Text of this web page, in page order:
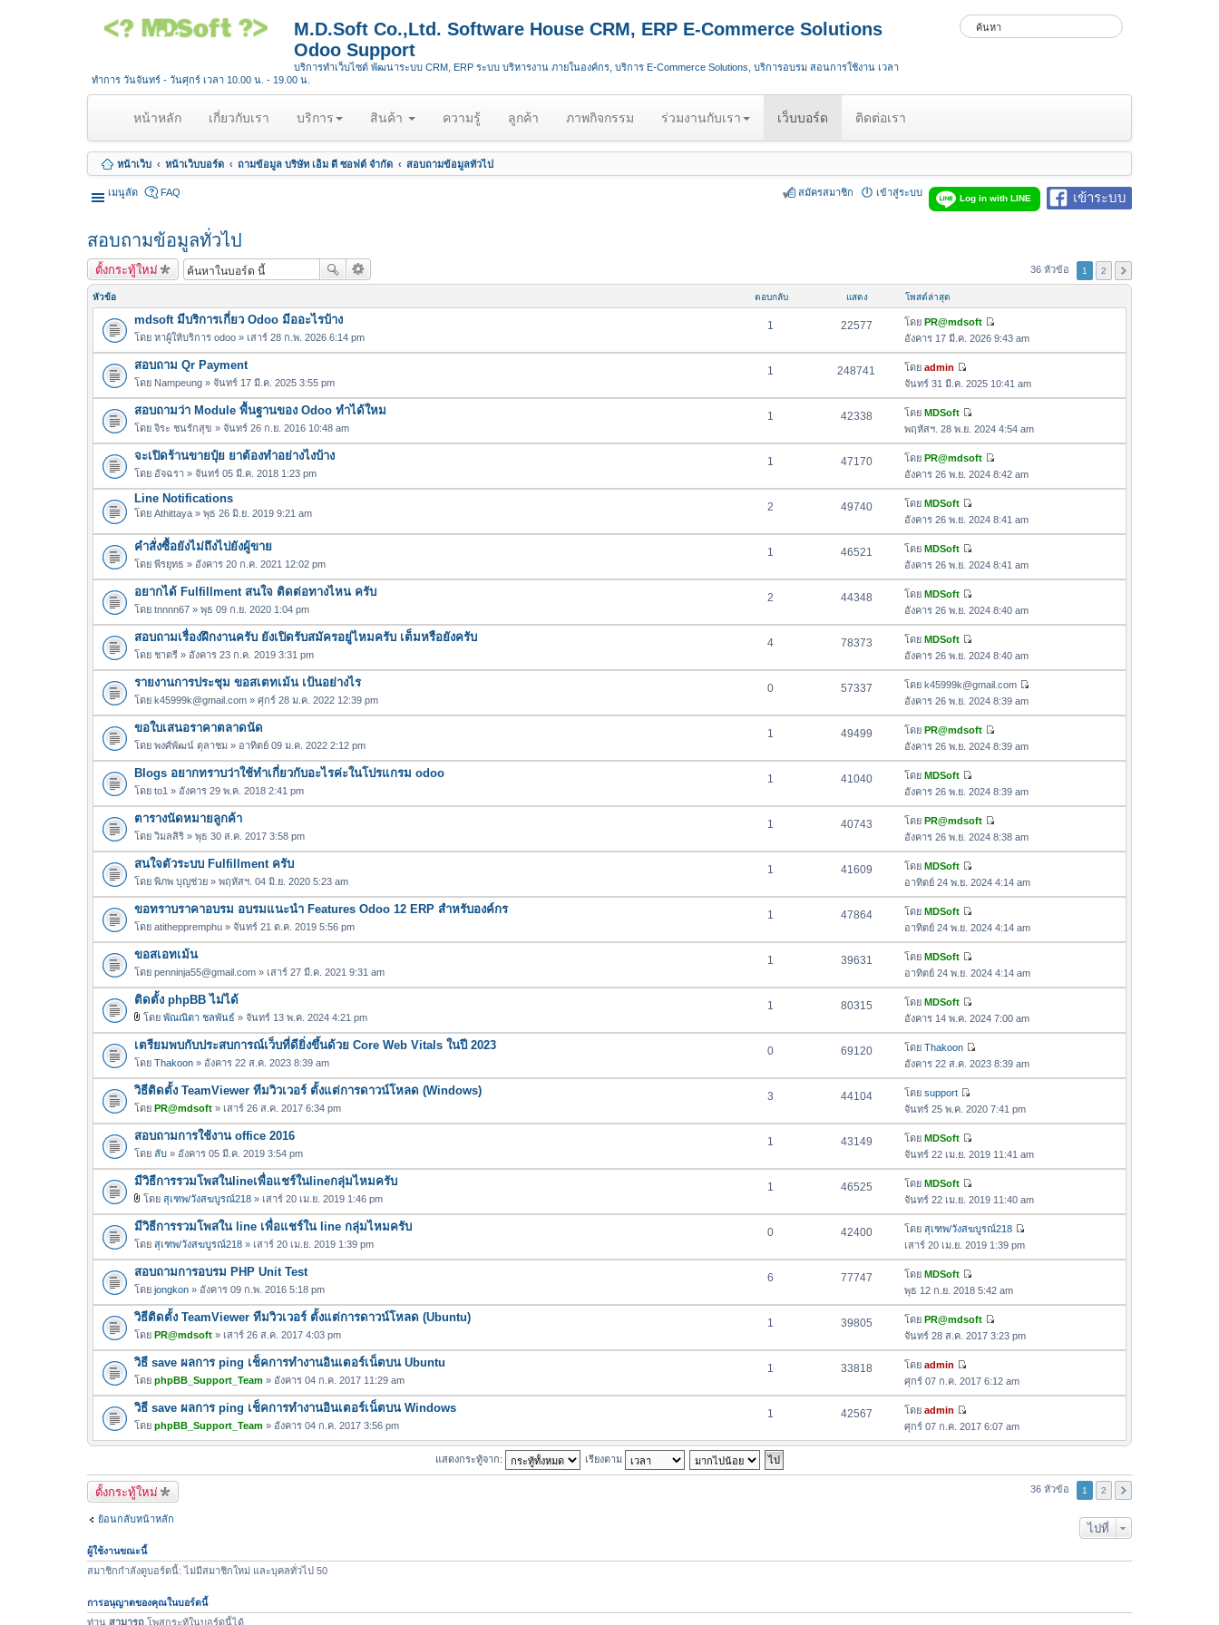
M.D.Soft Co.,Ltd. Software House CRM, ERP E-Commerce Solutions
Odoo Support
บริการทำเว็บไซต์ พัฒนาระบบ CRM, ERP ระบบ บริหารงาน ภายในองค์กร, บริการ E-Commerce Solutions, บริการอบรม สอนการใช้งาน เวลา
ทำการ วันจันทร์ - วันศุกร์ เวลา 10.00 น. - 19.00 น.
หน้าหลัก(
u
r
t
)
เกี่ยวกับเรา บริการ สินค้า ความรู้ ลูกค้า ภาพกิจกรรม ร่วมงานกับเรา เว็บบอร์ด ติดต่อเรา
หน้าเว็บ หน้าเว็บบอร์ด ถามข้อมูล บริษัท เอ็ม ดี ซอฟต์ จำกัด สอบถามข้อมูลทั่วไป
เมนูลัด เข้าระบบ
Log in with LINE
FAQ เข้าสู่ระบบ
สมัครสมาชิก
สอบถามข้อมูลทั่วไป
ตั้งกระทู้ใหม่ 36 หัวข้อ 1 2
หัวข้อ ตอบกลับ แสดง โพสต์ล่าสุด
mdsoft มีบริการเกี่ยว Odoo มีออะไรบ้าง
โดย หาผู้ให้บริการ odoo » เสาร์ 28 ก.พ. 2026 6:14 pm
1 22577 โดย PR@mdsoft
ดู
ข้
ค
ว
ม
ล่
สุ
อังคาร 17 มี.ค. 2026 9:43 am
สอบถาม Qr Payment
โดย Nampeung » จันทร์ 17 มี.ค. 2025 3:55 pm
1 248741 โดย admin
ดู
ข้
อ
ค
ว
า
ม
ล่
า
สุ
ด
จันทร์ 31 มี.ค. 2025 10:41 am
สอบถามว่า Module พื้นฐานของ Odoo ทำได้ใหม
โดย จิระ ชนรักสุข » จันทร์ 26 ก.ย. 2016 10:48 am
1 42338 โดย MDSoft
ดู
ข้
อ
ค
ว
ม
ล่
สุ
พฤหัสฯ. 28 พ.ย. 2024 4:54 am
จะเปิดร้านขายปุ๋ย ยาต้องทำอย่างไงบ้าง
โดย อัจฉรา » จันทร์ 05 มี.ค. 2018 1:23 pm
1 47170 โดย PR@mdsoft
ดู
ข้
ค
ว
ม
ล่
สุ
อังคาร 26 พ.ย. 2024 8:42 am
Line Notifications
โดย Athittaya » พุธ 26 มิ.ย. 2019 9:21 am 2 49740 โดย MDSoft
ดู
ข้
ค
ว
ม
ล่
สุ
อังคาร 26 พ.ย. 2024 8:41 am
คำสั่งซื้อยังไม่ถึงไปยังผู้ขาย
โดย พีรยุทธ » อังคาร 20 ก.ค. 2021 12:02 pm
1 46521 โดย MDSoft
ดู
ข้
ค
ว
ม
ล่
า
สุ
อังคาร 26 พ.ย. 2024 8:41 am
อยากได้ Fulfillment สนใจ ติดต่อทางไหน ครับ
โดย tnnnn67 » พุธ 09 ก.ย. 2020 1:04 pm
2 44348 โดย MDSoft
ดู
ข้
ค
ว
า
ม
ล่
า
สุ
อังคาร 26 พ.ย. 2024 8:40 am
สอบถามเรื่องฝึกงานครับ ยังเปิดรับสมัครอยู่ไหมครับ เต็มหรือยังครับ
โดย ชาตรี » อังคาร 23 ก.ค. 2019 3:31 pm
4 78373 โดย MDSoft
ดู
ข้
อ
ค
ว
า
ม
ล่
สุ
อังคาร 26 พ.ย. 2024 8:40 am
รายงานการประชุม ขอสเตทเม้น เป้นอย่างไร
โดย k45999k@gmail.com » ศุกร์ 28 ม.ค. 2022 12:39 pm
0 57337 โดย k45999k@gmail.com
ข้
ว
ล่
อังคาร 26 พ.ย. 2024 8:39 am
ขอใบเสนอราคาตลาดนัด
โดย พงศ์พัฒน์ ตุลาชม » อาทิตย์ 09 ม.ค. 2022 2:12 pm
1 49499 โดย PR@mdsoft
ดู
ข้
ค
ว
ม
ล่
สุ
อังคาร 26 พ.ย. 2024 8:39 am
Blogs อยากทราบว่าใช้ทำเกี่ยวกับอะไรค่ะในโปรแกรม odoo
โดย to1 » อังคาร 29 พ.ค. 2018 2:41 pm
1 41040 โดย MDSoft
ดู
ข้
อ
ค
ว
ม
ล่
สุ
อังคาร 26 พ.ย. 2024 8:39 am
ตารางนัดหมายลูกค้า
โดย วิมลสิริ » พุธ 30 ส.ค. 2017 3:58 pm
1 40743 โดย PR@mdsoft
ดู
ข้
ค
ว
ม
ล่
สุ
อังคาร 26 พ.ย. 2024 8:38 am
สนใจตัวระบบ Fulfillment ครับ
โดย พิภพ บุญช่วย » พฤหัสฯ. 04 มิ.ย. 2020 5:23 am
1 41609 โดย MDSoft
ดู
ข้
ค
ว
ม
ล่
สุ
ด
อาทิตย์ 24 พ.ย. 2024 4:14 am
ขอทราบราคาอบรม อบรมแนะนำ Features Odoo 12 ERP สำหรับองค์กร
โดย atitheppremphu » จันทร์ 21 ต.ค. 2019 5:56 pm
1 47864 โดย MDSoft
ดู
ข้
ค
ว
ม
ล่
า
สุ
อาทิตย์ 24 พ.ย. 2024 4:14 am
ขอสเอทเม้น
โดย penninja55@gmail.com » เสาร์ 27 มี.ค. 2021 9:31 am
1 39631 โดย MDSoft
ดู
ข้
ค
ว
า
ม
ล่
สุ
อาทิตย์ 24 พ.ย. 2024 4:14 am
ติดตั้ง phpBB ไม่ได้
ฟ
ล์
แ
น
บ
โดย พัณณิตา ชลพันธ์ » จันทร์ 13 พ.ค. 2024 4:21 pm
1 80315 โดย MDSoft
ดู
ข้
อ
ค
ว
ม
ล่
สุ
อังคาร 14 พ.ค. 2024 7:00 am
เตรียมพบกับประสบการณ์เว็บที่ดียิ่งขึ้นด้วย Core Web Vitals ในปี 2023
โดย Thakoon » อังคาร 22 ส.ค. 2023 8:39 am
0 69120 โดย Thakoon
ดู
ข้
ค
ว
ม
ล่
สุ
อังคาร 22 ส.ค. 2023 8:39 am
วิธีติดตั้ง TeamViewer ทีมวิวเวอร์ ตั้งแต่การดาวน์โหลด (Windows)
โดย PR@mdsoft » เสาร์ 26 ส.ค. 2017 6:34 pm
3 44104 โดย support
ดู
ข้
อ
ค
ว
า
ม
ล่
า
สุ
จันทร์ 25 พ.ค. 2020 7:41 pm
สอบถามการใช้งาน office 2016
โดย ลับ » อังคาร 05 มี.ค. 2019 3:54 pm
1 43149 โดย MDSoft
ดู
ข้
ค
ว
า
ม
ล่
สุ
จันทร์ 22 เม.ย. 2019 11:41 am
มีวิธีการรวมโพสในlineเพื่อแชร์ในlineกลุ่มไหมครับ
ฟ
ล์
แ
น
บ
โดย สุเฑพ/วังสฆบูรณ์218 » เสาร์ 20 เม.ย. 2019 1:46 pm
1 46525 โดย MDSoft
ดู
ข้
อ
ค
ว
ม
ล่
า
สุ
จันทร์ 22 เม.ย. 2019 11:40 am
มีวิธีการรวมโพสใน line เพื่อแชร์ใน line กลุ่มไหมครับ
โดย สุเฑพ/วังสฆบูรณ์218 » เสาร์ 20 เม.ย. 2019 1:39 pm
0 42400 โดย สุเฑพ/วังสฆบูรณ์218
ข้
ว
ม
ล่
เสาร์ 20 เม.ย. 2019 1:39 pm
สอบถามการอบรม PHP Unit Test
โดย jongkon » อังคาร 09 ก.พ. 2016 5:18 pm
6 77747 โดย MDSoft
ดู
ข้
อ
ค
ว
ม
ล่
สุ
ด
พุธ 12 ก.ย. 2018 5:42 am
วิธีติดตั้ง TeamViewer ทีมวิวเวอร์ ตั้งแต่การดาวน์โหลด (Ubuntu)
โดย PR@mdsoft » เสาร์ 26 ส.ค. 2017 4:03 pm
1 39805 โดย PR@mdsoft
ดู
ข้
ค
ว
ม
ล่
สุ
จันทร์ 28 ส.ค. 2017 3:23 pm
วิธี save ผลการ ping เช็คการทำงานอินเตอร์เน็ตบน Ubuntu
โดย phpBB_Support_Team » อังคาร 04 ก.ค. 2017 11:29 am
1 33818 โดย admin
ดู
ข้
ค
ว
ม
ศุกร์ 07 ก.ค. 2017 6:12 am
วิธี save ผลการ ping เช็คการทำงานอินเตอร์เน็ตบน Windows
โดย phpBB_Support_Team » อังคาร 04 ก.ค. 2017 3:56 pm
1 42567 โดย admin
ดู
ข้
ศุกร์ 07 ก.ค. 2017 6:07 am
แสดงกระทู้จาก: เรียงตาม
ตั้งกระทู้ใหม่ 36 หัวข้อ 1 2
ย้อนกลับหน้าหลัก
ไปที่
ผู้ใช้งานขณะนี้
สมาชิกกำลังดูบอร์ดนี้: ไม่มีสมาชิกใหม่ และบุคลทั่วไป 50
การอนุญาตของคุณในบอร์ดนี้
ท่าน สามารถ โพสกระทู้ในบอร์ดนี้ได้